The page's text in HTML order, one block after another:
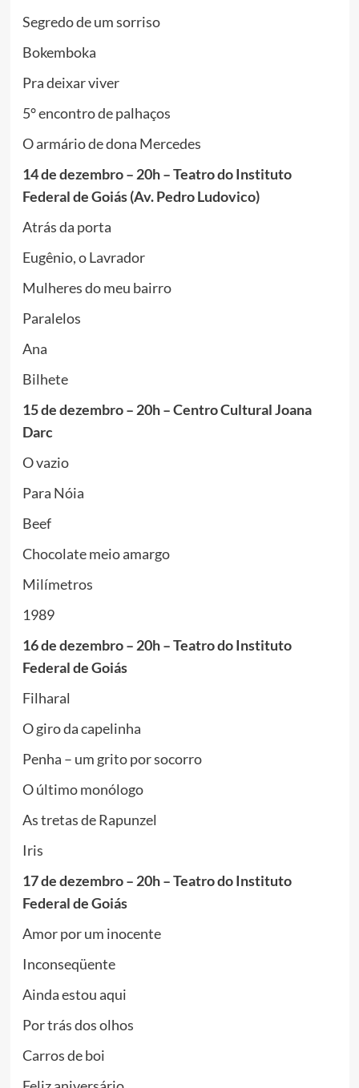
Segredo de um sorriso
Bokemboka
Pra deixar viver
5° encontro de palhaços
O armário de dona Mercedes
14 de dezembro – 20h – Teatro do Instituto
Federal de Goiás (Av. Pedro Ludovico)
Atrás da porta
Eugênio, o Lavrador
Mulheres do meu bairro
Paralelos
Ana
Bilhete
15 de dezembro – 20h – Centro Cultural Joana
Darc
O vazio
Para Nóia
Beef
Chocolate meio amargo
Milímetros
1989
16 de dezembro – 20h – Teatro do Instituto
Federal de Goiás
Filharal
O giro da capelinha
Penha – um grito por socorro
O último monólogo
As tretas de Rapunzel
Iris
17 de dezembro – 20h – Teatro do Instituto
Federal de Goiás
Amor por um inocente
Inconseqüente
Ainda estou aqui
Por trás dos olhos
Carros de boi